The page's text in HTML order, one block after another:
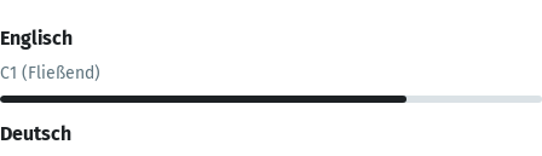
Englisch
C1 (Fließend)
Deutsch